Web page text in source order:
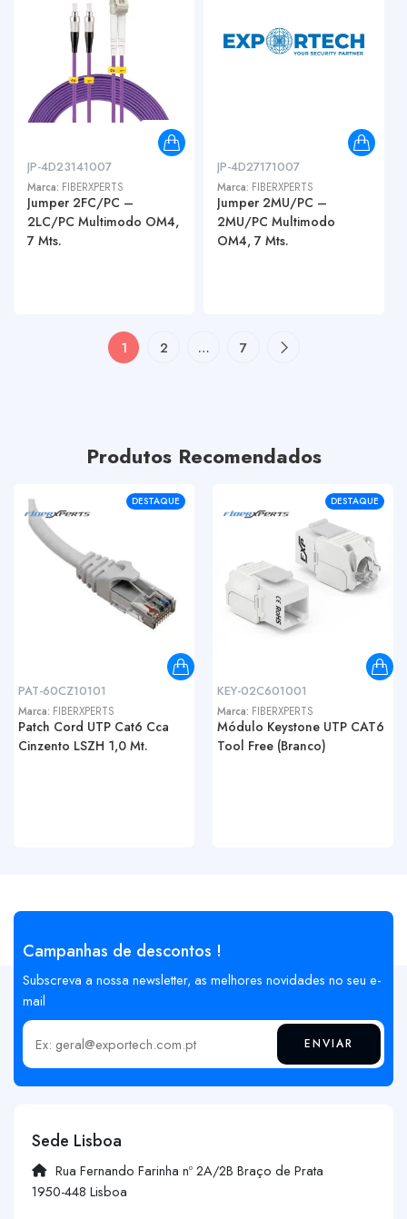
JP-4D23141007
Marca: FIBERXPERTS
Jumper 2FC/PC –
2LC/PC Multimodo OM4,
7 Mts.
JP-4D27171007
Marca: FIBERXPERTS
Jumper 2MU/PC –
2MU/PC Multimodo
OM4, 7 Mts.
1 2 … 7
Produtos Recomendados
DESTAQUE
PAT-60CZ10101
Marca: FIBERXPERTS
Patch Cord UTP Cat6 Cca
Cinzento LSZH 1,0 Mt.
DESTAQUE
KEY-02C601001
Marca: FIBERXPERTS
Módulo Keystone UTP CAT6
Tool Free (Branco)
Campanhas de descontos !
Subscreva a nossa newsletter, as melhores novidades no seu e-
mail
Insira o seu email ENVIAR
Sede Lisboa
Rua Fernando Farinha nº 2A/2B Braço de Prata
1950-448 Lisboa